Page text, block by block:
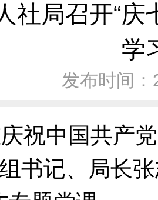
社局召开“庆
学
发布时间：
祝中国共产
书记、局长